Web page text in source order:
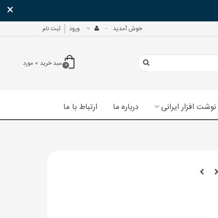
×
خوش آمدید ورود ثبت نام
0سبد خرید 0 مورد
نوشت افزار ایرانی درباره ما ارتباط با ما